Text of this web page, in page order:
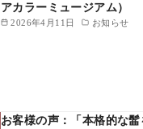
2026年4月11日 お知らせ
アカラーミュージアム）
お客様の声：「本格的な